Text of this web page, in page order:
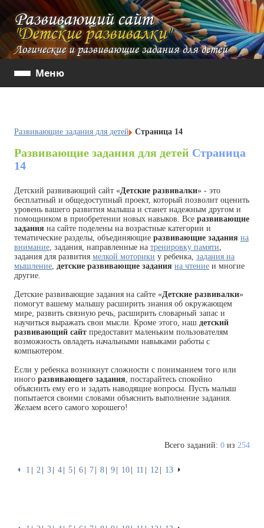
Развивающий сайт
"Детские развивалки"
Логические и развивающие задания для детей
Меню
Развивающие задания для детей Страница 14
Развивающие задания для детей Страница
14
Детский развивающий сайт «Детские развивалки» - это
бесплатный и общедоступный проект, который позволит оценить
уровень вашего развития малыша и станет надежным другом и
помощником в приобретении новых навыков. Все развивающие
задания на сайте поделены на возрастные категории и
тематические разделы, объединяющие развивающие задания на
внимание, задания, направленные на тренировку памяти,
задания для развития мелкой моторики у ребенка, задания на
мышление, детские развивающие задания на чтение и многие
другие.
Детские развивающие задания на сайте «Детские развивалки»
помогут вашему малышу расширить знания об окружающем
мире, развить связную речь, расширить словарный запас и
научиться выражать свои мысли. Кроме этого, наш детский
развивающий сайт предоставит маленьким пользователям
возможность овладеть начальными навыками работы с
компьютером.
Если у ребенка возникнут сложности с пониманием того или
иного развивающего задания, постарайтесь спокойно
объяснить ему его и задать наводящие вопросы. Пусть малыш
попытается своими словами объяснить выполнение задания.
Желаем всего самого хорошего!
Всего заданий: 0 из 254
⏴ 1 2 3 4 5 6 7 8 9 10 11 12 13 ⏵